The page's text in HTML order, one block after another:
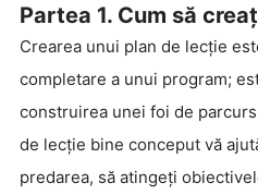
Partea 1. Cum să
Crearea unui plan de lecție
completare a unui program;
construirea unei foi de
de lecție bine conceput vă
predarea, să atingeți